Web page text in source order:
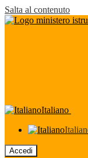
Salta al contenuto
Italiano
Accedi